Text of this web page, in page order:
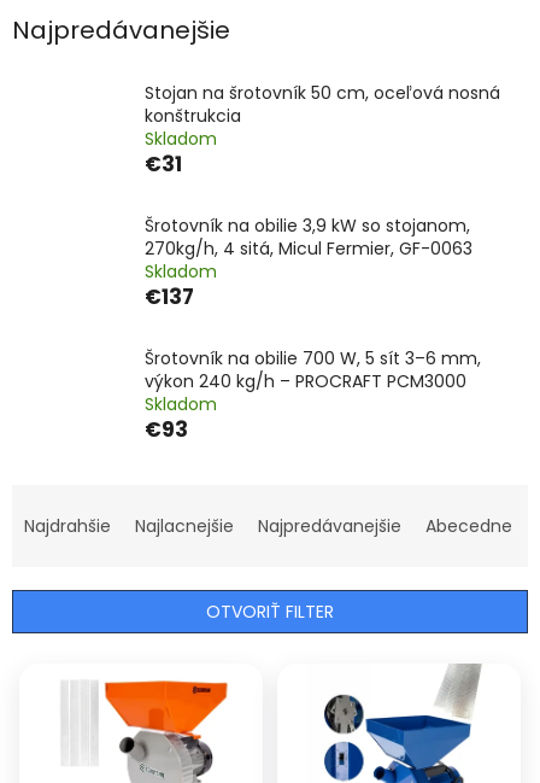
Najpredávanejšie
Stojan na šrotovník 50 cm, oceľová nosná
konštrukcia
Skladom
€31
Šrotovník na obilie 3,9 kW so stojanom,
270kg/h, 4 sitá, Micul Fermier, GF-0063
Skladom
€137
Šrotovník na obilie 700 W, 5 sít 3–6 mm,
výkon 240 kg/h – PROCRAFT PCM3000
Skladom
€93
a
n
i
Najdrahšie Najlacnejšie Najpredávanejšie Abecedne
OTVORIŤ FILTER